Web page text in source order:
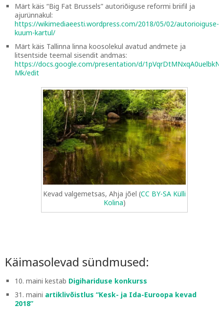
Märt käis “Big Fat Brussels” autoriõiguse reformi briifil ja
ajurünnakul:
https://wikimediaeesti.wordpress.com/2018/05/02/autorioiguse-
kuum-kartul/
Märt käis Tallinna linna koosolekul avatud andmete ja
litsentside teemal sisendit andmas:
https://docs.google.com/presentation/d/
Mk/edit
Kevad valgemetsas, Ahja jõel (CC BY-SA Külli
Kolina)
Käimasolevad sündmused:
10. maini kestab Digihariduse konkurss
31. maini artiklivõistlus “Kesk- ja Ida-Euroopa kevad
2018”